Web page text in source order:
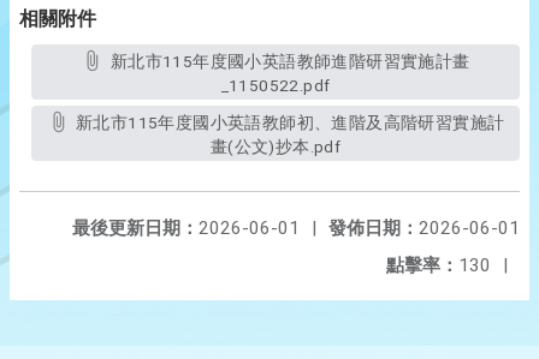
相關附件
_1150522.pdf
畫(公文)抄本.pdf
發佈日期： 2026-06-01
最後更新日期： 2026-06-01
|
點擊率： 130 |